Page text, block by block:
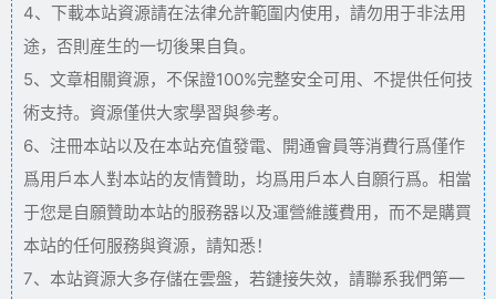
4、下載本站資源請在法律允許範圍内使用，請勿用于非法用
途，否則産生的一切後果自負。
5、文章相關資源，不保證100%完整安全可用、不提供任何技
術支持。資源僅供大家學習與參考。
6、注冊本站以及在本站充值發電、開通會員等消費行爲僅作
爲用戶本人對本站的友情贊助，均爲用戶本人自願行爲。相當
于您是自願贊助本站的服務器以及運營維護費用，而不是購買
本站的任何服務與資源，請知悉！
7、本站資源大多存儲在雲盤，若鏈接失效，請聯系我們第一